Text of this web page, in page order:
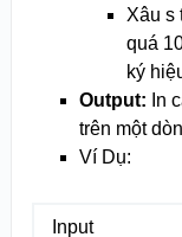
Xâu s
quá
ký
Output: In
trên một
Ví Dụ:
Input